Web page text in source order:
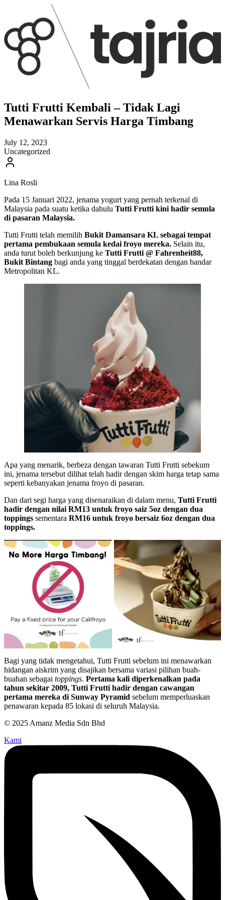
Tutti Frutti Kembali – Tidak Lagi
Menawarkan Servis Harga Timbang
July 12, 2023
Uncategorized
Lina Rosli
Pada 15 Januari 2022, jenama yogurt yang pernah terkenal di
Malaysia pada suatu ketika dahulu Tutti Frutti kini hadir semula
di pasaran Malaysia.
Tutti Frutti telah memilih Bukit Damansara KL sebagai tempat
pertama pembukaan semula kedai froyo mereka. Selain itu,
anda turut boleh berkunjung ke Tutti Frutti @ Fahrenheit88,
Bukit Bintang bagi anda yang tinggal berdekatan dengan bandar
Metropolitan KL.
Apa yang menarik, berbeza dengan tawaran Tutti Frutti sebekum
ini, jenama tersebut dilihat telah hadir dengan skim harga tetap sama
seperti kebanyakan jenama froyo di pasaran.
Dan dari segi harga yang disenaraikan di dalam menu, Tutti Frutti
hadir dengan nilai RM13 untuk froyo saiz 5oz dengan dua
toppings sementara RM16 untuk froyo bersaiz 6oz dengan dua
toppings.
Bagi yang tidak mengetahui, Tutti Frutti sebelum ini menawarkan
hidangan aiskrim yang disajikan bersama variasi pilihan buah-
buahan sebagai toppings. Pertama kali diperkenalkan pada
tahun sekitar 2009, Tutti Frutti hadir dengan cawangan
pertama mereka di Sunway Pyramid sebelum memperluaskan
penawaran kepada 85 lokasi di seluruh Malaysia.
© 2025 Amanz Media Sdn Bhd
Kami